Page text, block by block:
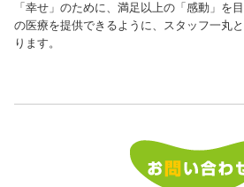
「幸せ」のために、満足以上の「感動」を
の医療を提供できるように、スタッフ一丸
ります。